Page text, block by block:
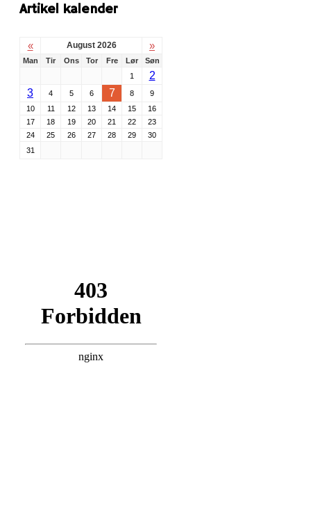
Artikel kalender
« August 2026 »
Man Tir Ons Tor Fre Lør
Søn
1
2
3
4 5 6 7 8
9
10
11 12 13 14 15
16
17
18 19 20 21 22
23
24
25 26 27 28 29
30
31